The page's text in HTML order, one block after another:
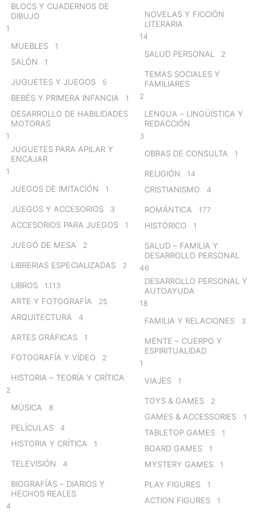
BLOCS Y CUADERNOS DE
DIBUJO
1
MUEBLES 1
SALÓN 1
JUGUETES Y JUEGOS 5
BEBÉS Y PRIMERA INFANCIA 1
DESARROLLO DE HABILIDADES
MOTORAS
1
JUGUETES PARA APILAR Y
ENCAJAR
1
JUEGOS DE IMITACIÓN 1
JUEGOS Y ACCESORIOS 3
ACCESORIOS PARA JUEGOS 1
JUEGO DE MESA 2
LIBRERIAS ESPECIALIZADAS 2
LIBROS 1.113
ARTE Y FOTOGRAFÍA 25
ARQUITECTURA 4
ARTES GRÁFICAS 1
FOTOGRAFÍA Y VÍDEO 2
HISTORIA – TEORÍA Y CRÍTICA
2
MÚSICA 8
PELÍCULAS 4
HISTORIA Y CRÍTICA 1
TELEVISIÓN 4
BIOGRAFÍAS – DIARIOS Y
HECHOS REALES
4
NOVELAS Y FICCIÓN
LITERARIA
14
SALUD PERSONAL 2
TEMAS SOCIALES Y
FAMILIARES
2
LENGUA – LINGÜÍSTICA Y
REDACCIÓN
3
OBRAS DE CONSULTA 1
RELIGIÓN 14
CRISTIANISMO 4
ROMÁNTICA 177
HISTÓRICO 1
SALUD – FAMILIA Y
DESARROLLO PERSONAL
46
DESARROLLO PERSONAL Y
AUTOAYUDA
18
FAMILIA Y RELACIONES 3
MENTE – CUERPO Y
ESPIRITUALIDAD
1
VIAJES 1
TOYS & GAMES 2
GAMES & ACCESSORIES 1
TABLETOP GAMES 1
BOARD GAMES 1
MYSTERY GAMES 1
PLAY FIGURES 1
ACTION FIGURES 1